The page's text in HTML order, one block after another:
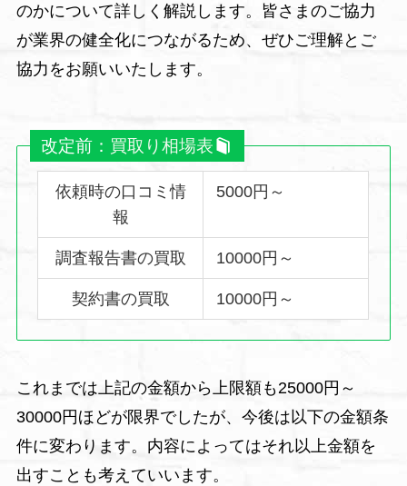
のかについて詳しく解説します。皆さまのご協力
が業界の健全化につながるため、ぜひご理解とご
協力をお願いいたします。
改定前： 買取り相場表
依頼時の口コミ情
報
5000円～
調査報告書の買取 10000円～
契約書の買取 10000円～
これまでは上記の金額から上限額も25000円～
30000円ほどが限界でしたが、今後は以下の金額条
件に変わります。内容によってはそれ以上金額を
出すことも考えていいます。